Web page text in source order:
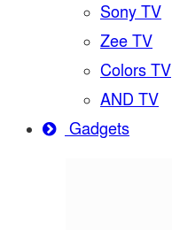
Sony TV
Zee TV
Colors TV
AND TV
Gadgets